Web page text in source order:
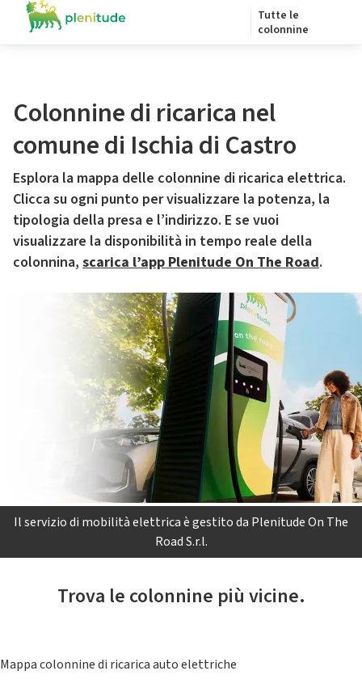
Tutte le
colonnine
Colonnine di ricarica nel
comune di Ischia di Castro
Esplora la mappa delle colonnine di ricarica elettrica.
Clicca su ogni punto per visualizzare la potenza, la
tipologia della presa e l’indirizzo. E se vuoi
visualizzare la disponibilità in tempo reale della
colonnina, scarica l’app Plenitude On The Road.
Il servizio di mobilità elettrica è gestito da Plenitude On The
Road S.r.l.
Trova le colonnine più vicine.
Mappa colonnine di ricarica auto elettriche